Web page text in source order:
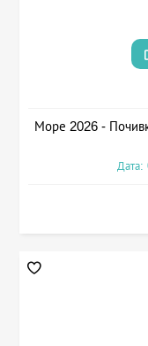
Море 2026 -